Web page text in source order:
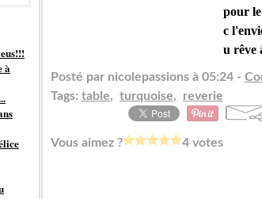
à
pour
c
u rêve
Posté par nicolepassions à 05:24 -
Tags: table, turquoise, reverie
Vous aimez ? 4 votes